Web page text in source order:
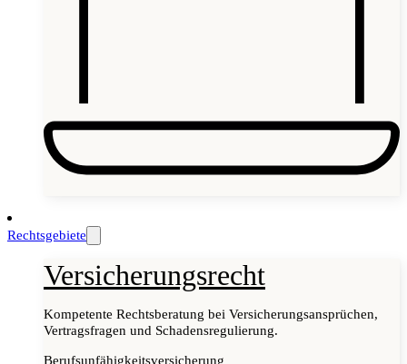
Rechtsgebiete
Versicherungsrecht
Kompetente Rechtsberatung bei Versicherungsansprüchen,
Vertragsfragen und Schadensregulierung.
Berufsunfähigkeitsversicherung